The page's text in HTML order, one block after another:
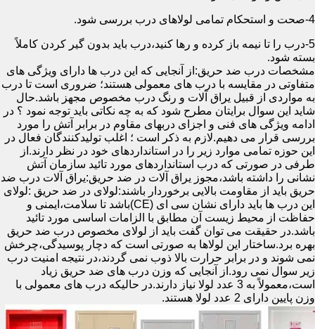
4-صحت و استحکام تمامی لولاهای درب بررسی شود.
5-درب را تا نیمه باز کرده و رها کنید،درب باید بدون گیر کردن کاملاً
بسته شود.
مشخصات درب ضد حریق:از آنجایی که این درب ها دارای ویژگی های
متفاوتی در مقایسه با درب های معمولی هستند؛ ضروری است تا درب
به مواردی از قبیل یراق آلات و رنگ درب مخصوص مجهز باشد.حال
شاید این سوال برایتان مطرح شود که به چه نکاتی باید توجه نمود ؟ در
ادامه ویژگی های فنی و اجزای دربهای مقاوم در برابر آتش را مورد
بررسی قرار می دهیم.لازم به ذکر است ؛ اغلب تولیدکنندگان فعال در
این حوزه تمامی موارد زیر را در استانداردهای خود در نظر دارند.از
طرفی در صورتی که درب استانداردهای مورد تائید سازمان آتش
نشانی را داشته باشد،مجوز یراق آلات در ضد حریق:یراق آلات درب ضد
حریق باید از مقاومت بالایی برخوردار باشند:لولای در ضد حریق :لولای
این درب ها باید دارای نشان سی ای (CE)باشد تا سلامت،ایمنی و
حفاظت از محیط زیست آن مطابق با الزامات اساسی مورد تائید
باشد.در حقیقت می توان گفت باید از لولای مخصوص درب ضد حریق
بهره برد.ساختار این لولاها به صورتی است که دچار پوسیدگی،چرخش
نمی شوند و در برابر حرارت بالا ذوب نمی گردند،در نتیجه امنیت درب
زیر سوال نمی رود.از آنجایی که وزن درب های ضد حریق زیاد
است،معمولاً به 3 عدد لولا نیاز دارند.در حالیکه درب های معمولی با
وزن پایین دارای 2 عدد لولا هستند.